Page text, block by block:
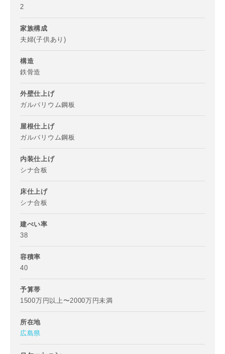
2
家族構成
夫婦(子供あり)
構造
鉄骨造
外壁仕上げ
ガルバリウム鋼板
屋根仕上げ
ガルバリウム鋼板
内装仕上げ
シナ合板
床仕上げ
シナ合板
建ぺい率
38
容積率
40
予算帯
1500万円以上〜2000万円未満
所在地
広島県
メールアドレス
ご住所
郵便番号
都道府県
町名